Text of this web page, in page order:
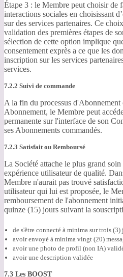
Étape 3 : le Membre peut choisir de
interactions sociales en choisissant
sur des services partenaires. Ce
validation des premières étapes de
sélection de cette option implique
consentement exprès a ce que les
inscription sur les services
services.
7.2.2 Suivi de commande
A la fin du processus
Abonnement, le Membre peut
permanente sur l'interface de son
ses Abonnements commandés.
7.2.3 Satisfait ou Remboursé
La Société attache le plus grand
expérience utilisateur de qualité.
Membre n'aurait pas trouvé
utilisateur qui lui est proposée, le
remboursement de l'abonnement
quinze (15) jours suivant la
de s'être connecté à minima sur trois
avoir envoyé à minima vingt (20)
avoir une photo de profil (non IA)
avoir une description validée
7.3 Les BOOST